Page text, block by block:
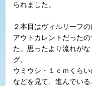
られました。
２本目はヴィルリーフ
アウトカレントだった
た。思ったより流れが
グ。
ウミウシ・１ｃｍくら
などを見て、進んでい